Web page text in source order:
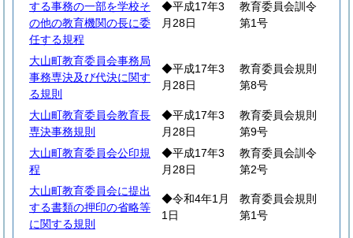
する事務の一部を学校そ
の他の教育機関の長に委
任する規程
◆平成17年3
月28日
教育委員会訓令
第1号
大山町教育委員会事務局
事務専決及び代決に関す
る規則
◆平成17年3
月28日
教育委員会規則
第8号
大山町教育委員会教育長
専決事務規則
◆平成17年3
月28日
教育委員会規則
第9号
大山町教育委員会公印規
程
◆平成17年3
月28日
教育委員会訓令
第2号
大山町教育委員会に提出
する書類の押印の省略等
に関する規則
◆令和4年1月
1日
教育委員会規則
第1号